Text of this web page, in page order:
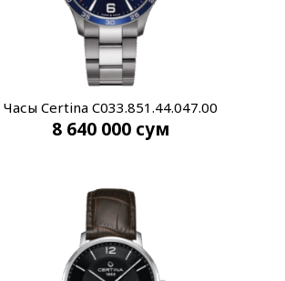
Часы Certina C033.851.44.047.00
8 640 000 сум